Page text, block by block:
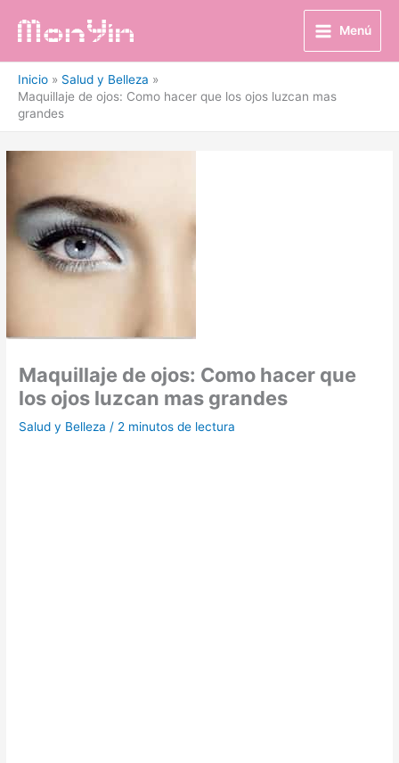
Menú
Inicio
Salud y Belleza
Maquillaje de ojos: Como hacer que los ojos luzcan mas
grandes
Maquillaje de ojos: Como hacer que
los ojos luzcan mas grandes
Salud y Belleza / 2 minutos de lectura